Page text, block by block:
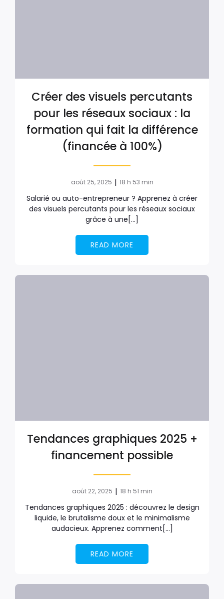
Créer des visuels percutants
pour les réseaux sociaux : la
formation qui fait la différence
(financée à 100%)
août 25, 2025 | 18 h 53 min
Salarié ou auto-entrepreneur ? Apprenez à créer
des visuels percutants pour les réseaux sociaux
grâce à une[…]
READ MORE
Tendances graphiques 2025 +
financement possible
août 22, 2025 | 18 h 51 min
Tendances graphiques 2025 : découvrez le design
liquide, le brutalisme doux et le minimalisme
audacieux. Apprenez comment[…]
READ MORE